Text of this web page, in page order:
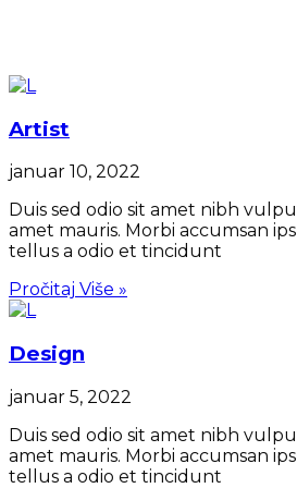
Artist
januar 10, 2022
Duis sed odio sit amet nibh
amet mauris. Morbi accumsan
tellus a odio et tincidunt
Pročitaj Više »
Design
januar 5, 2022
Duis sed odio sit amet nibh
amet mauris. Morbi accumsan
tellus a odio et tincidunt